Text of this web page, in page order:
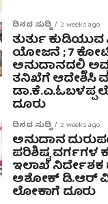
ದಿನದ ಸುದ್ದಿ 2 weeks ago
ತುರ್ತು
ಯೋಜನೆ ; 7
ಅನುದಾನದಲ್ಲಿ
ತನಿಖೆಗೆ ಆದೇಶಿಸಿ
ಡಾ‌.ಕೆ.ಎ.ಓಬಳಪ್ಪ
ದೂರು
ದಿನದ ಸುದ್ದಿ 2 weeks ago
ಅನುದಾನ
ಪರಿಶಿಷ್ಟ ವರ್ಗಗಳ
ಇಲಾಖೆ ನಿರ್ದೇಶಕ
ಅಶೋಕ್ ಡಿ.ಆರ್
ಲೋಕಾಗೆ ದೂರು